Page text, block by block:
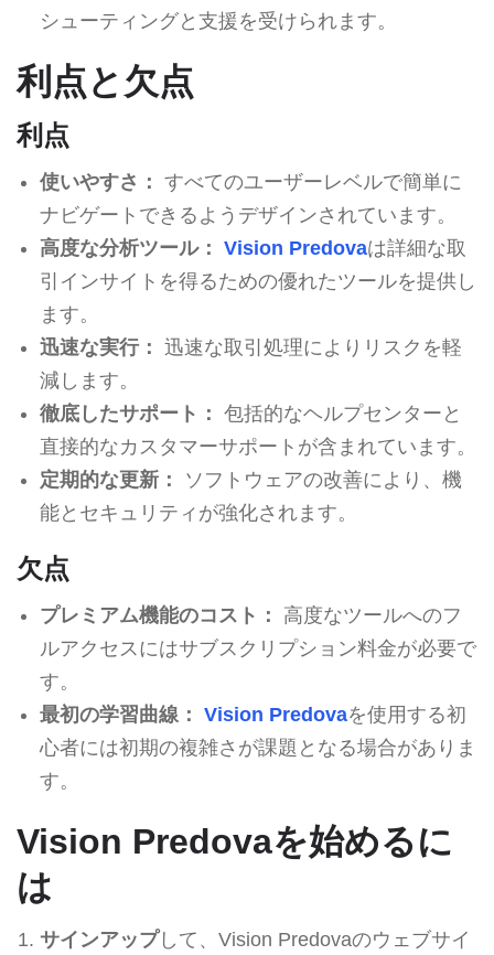
シューティングと支援を受けられます。
利点と欠点
利点
使いやすさ： すべてのユーザーレベルで簡単に
ナビゲートできるようデザインされています。
高度な分析ツール： Vision Predovaは詳細な取
引インサイトを得るための優れたツールを提供し
ます。
迅速な実行： 迅速な取引処理によりリスクを軽
減します。
徹底したサポート： 包括的なヘルプセンターと
直接的なカスタマーサポートが含まれています。
定期的な更新：
ソフトウェアの改善により、機
能とセキュリティが強化されます。
欠点
プレミアム機能のコスト：
高度なツールへのフ
ルアクセスにはサブスクリプション料金が必要で
す。
最初の学習曲線： Vision Predovaを使用する初
心者には初期の複雑さが課題となる場合がありま
す。
Vision Predovaを始めるに
は
サインアップして、Vision Predovaのウェブサイ